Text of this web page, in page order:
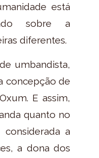
está
sobre a
diferentes.
umbandista,
concepção de
E assim,
quanto no
a
a dona dos